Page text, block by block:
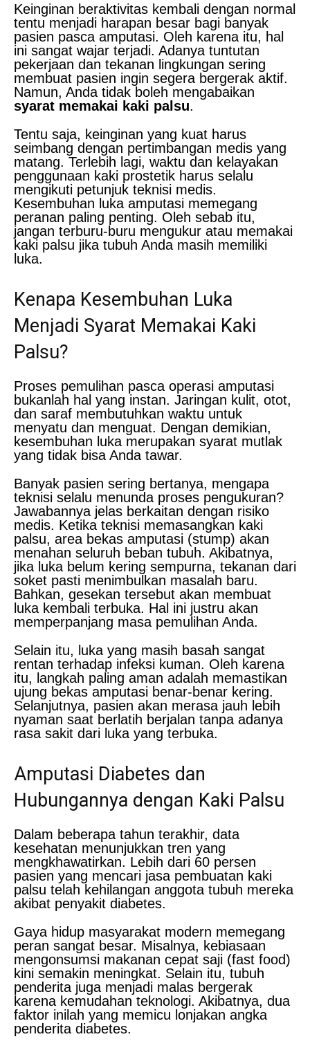
Keinginan beraktivitas kembali dengan normal
tentu menjadi harapan besar bagi banyak
pasien pasca amputasi. Oleh karena itu, hal
ini sangat wajar terjadi. Adanya tuntutan
pekerjaan dan tekanan lingkungan sering
membuat pasien ingin segera bergerak aktif.
Namun, Anda tidak boleh mengabaikan
syarat memakai kaki palsu.
Tentu saja, keinginan yang kuat harus
seimbang dengan pertimbangan medis yang
matang. Terlebih lagi, waktu dan kelayakan
penggunaan kaki prostetik harus selalu
mengikuti petunjuk teknisi medis.
Kesembuhan luka amputasi memegang
peranan paling penting. Oleh sebab itu,
jangan terburu-buru mengukur atau memakai
kaki palsu jika tubuh Anda masih memiliki
luka.
Kenapa Kesembuhan Luka
Menjadi Syarat Memakai Kaki
Palsu?
Proses pemulihan pasca operasi amputasi
bukanlah hal yang instan. Jaringan kulit, otot,
dan saraf membutuhkan waktu untuk
menyatu dan menguat. Dengan demikian,
kesembuhan luka merupakan syarat mutlak
yang tidak bisa Anda tawar.
Banyak pasien sering bertanya, mengapa
teknisi selalu menunda proses pengukuran?
Jawabannya jelas berkaitan dengan risiko
medis. Ketika teknisi memasangkan kaki
palsu, area bekas amputasi (stump) akan
menahan seluruh beban tubuh. Akibatnya,
jika luka belum kering sempurna, tekanan dari
soket pasti menimbulkan masalah baru.
Bahkan, gesekan tersebut akan membuat
luka kembali terbuka. Hal ini justru akan
memperpanjang masa pemulihan Anda.
Selain itu, luka yang masih basah sangat
rentan terhadap infeksi kuman. Oleh karena
itu, langkah paling aman adalah memastikan
ujung bekas amputasi benar-benar kering.
Selanjutnya, pasien akan merasa jauh lebih
nyaman saat berlatih berjalan tanpa adanya
rasa sakit dari luka yang terbuka.
Amputasi Diabetes dan
Hubungannya dengan Kaki Palsu
Dalam beberapa tahun terakhir, data
kesehatan menunjukkan tren yang
mengkhawatirkan. Lebih dari 60 persen
pasien yang mencari jasa pembuatan kaki
palsu telah kehilangan anggota tubuh mereka
akibat penyakit diabetes.
Gaya hidup masyarakat modern memegang
peran sangat besar. Misalnya, kebiasaan
mengonsumsi makanan cepat saji (fast food)
kini semakin meningkat. Selain itu, tubuh
penderita juga menjadi malas bergerak
karena kemudahan teknologi. Akibatnya, dua
faktor inilah yang memicu lonjakan angka
penderita diabetes.